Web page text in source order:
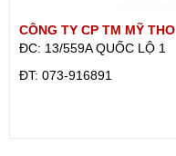
CÔNG TY CP TM MỸ THO
ĐC: 13/559A QUỐC LỘ 1
ÐT: 073-916891